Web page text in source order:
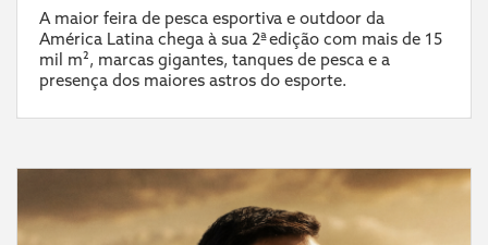
A maior feira de pesca esportiva e outdoor da
América Latina chega à sua 2ª edição com mais de 15
mil m², marcas gigantes, tanques de pesca e a
presença dos maiores astros do esporte.